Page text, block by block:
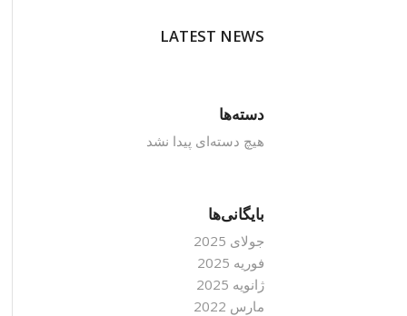
LATEST NEWS
دسته‌ها
هیچ دسته‌ای پیدا نشد
بایگانی‌ها
جولای 2025
فوریه 2025
ژانویه 2025
مارس 2022